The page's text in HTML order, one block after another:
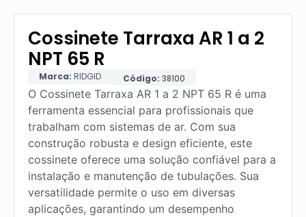
Cossinete Tarraxa AR 1 a 2
NPT 65 R
Marca: RIDGID Código: 38100
O Cossinete Tarraxa AR 1 a 2 NPT 65 R é uma
ferramenta essencial para profissionais que
trabalham com sistemas de ar. Com sua
construção robusta e design eficiente, este
cossinete oferece uma solução confiável para a
instalação e manutenção de tubulações. Sua
versatilidade permite o uso em diversas
aplicações, garantindo um desempenho